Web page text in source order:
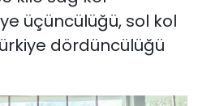
üçüncülüğü, sol kol
dördüncülüğü